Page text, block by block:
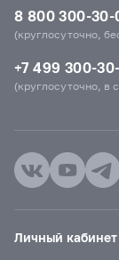
8 800 300-30-
(круглосуточно,
+7 499 300-
(круглосуточно, в
Личный